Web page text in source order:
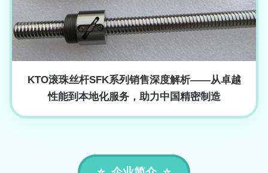
KTO滚珠丝杆SFK系列销售深度解析——从卓越
性能到本地化服务，助力中国精密制造